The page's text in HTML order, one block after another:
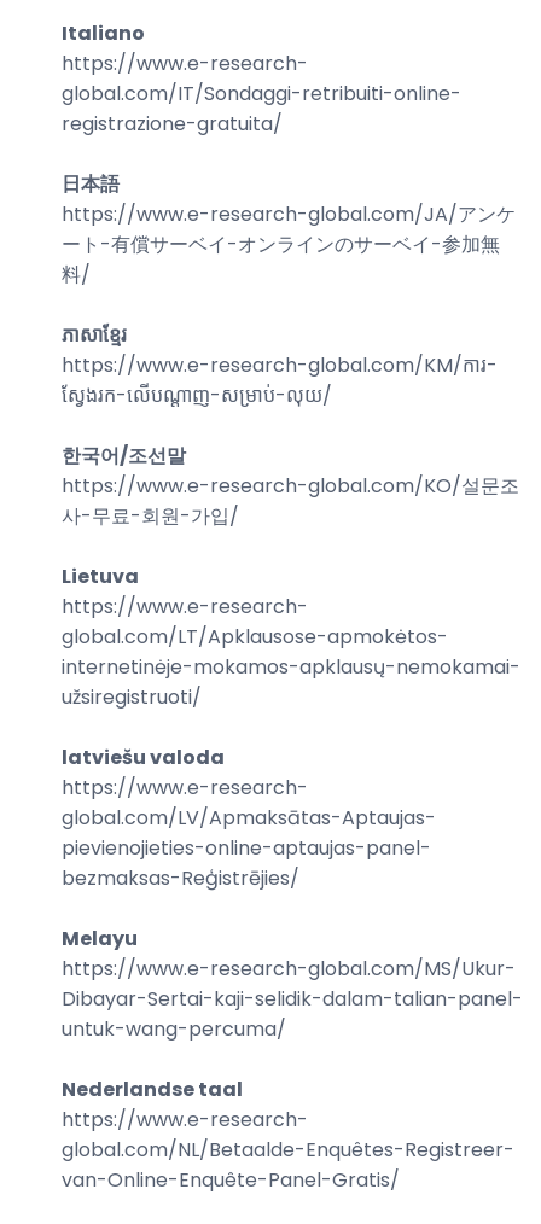
Italiano
https://www.e-research-
global.com/IT/Sondaggi-retribuiti-online-
registrazione-gratuita/
日本語
https://www.e-research-global.com/JA/アンケ
ート-有償サーベイ-オンラインのサーベイ-参加無
料/
ភាសាខ្មែរ
https://www.e-research-global.com/KM/ការ-
ស្វែងរក-លើបណ្តាញ-សម្រាប់-លុយ/
한국어/조선말
https://www.e-research-global.com/KO/설문조
사-무료-회원-가입/
Lietuva
https://www.e-research-
global.com/LT/Apklausose-apmokėtos-
internetinėje-mokamos-apklausų-nemokamai-
užsiregistruoti/
latviešu valoda
https://www.e-research-
global.com/LV/Apmaksātas-Aptaujas-
pievienojieties-online-aptaujas-panel-
bezmaksas-Reģistrējies/
Melayu
https://www.e-research-global.com/MS/Ukur-
Dibayar-Sertai-kaji-selidik-dalam-talian-panel-
untuk-wang-percuma/
Nederlandse taal
https://www.e-research-
global.com/NL/Betaalde-Enquêtes-Registreer-
van-Online-Enquête-Panel-Gratis/